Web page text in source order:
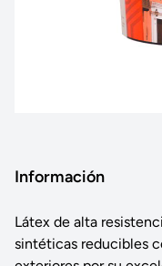
Información
Látex de alta
sintéticas reducibles